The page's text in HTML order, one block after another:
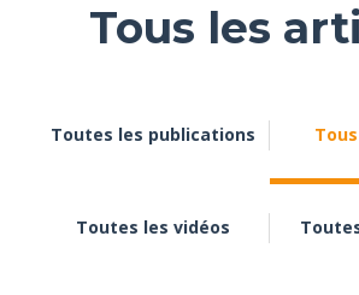
Tous les
Toutes les publications
Toutes les vidéos